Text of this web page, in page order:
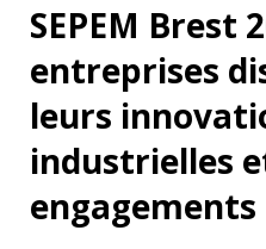
SEPEM Brest
entreprises
leurs
industrielles
engagements